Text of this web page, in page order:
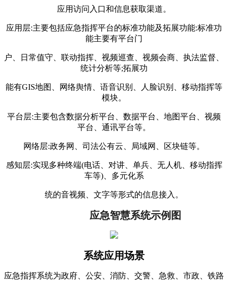
应用访问入口和信息获取渠道。
应用层:主要包括应急指挥平台的标准功能及拓展功能:标准功
能主要有平台门
户、日常值守、联动指挥、视频巡查、视频会商、执法监督、
统计分析等;拓展功
能有GIS地图、网络舆情、语音识别、人脸识别、移动指挥等
模块。
平台层:主要包含数据分析平台、数据平台、地图平台、视频
平台、通讯平台等。
网络层:政务网、司法公有云、局域网、区块链等。
感知层:实现多种终端(电话、对讲、单兵、无人机、移动指挥
车等)、多元化系
统的音视频、文字等形式的信息接入。
	应急智慧系统示例图
系统应用场景
应急指挥系统为政府、公安、消防、交警、急救、市政、铁路